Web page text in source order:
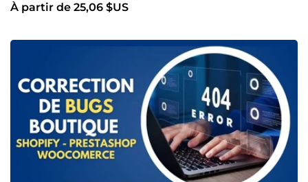
À partir de 25,06 $US